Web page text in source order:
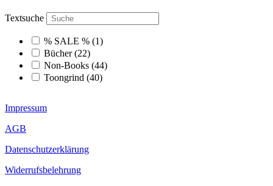
Textsuche
% SALE % (1)
Bücher(22)
Non-Books (44)
Toongrind (40)
Impressum
AGB
Datenschutzerklärung
Widerrufsbelehrung